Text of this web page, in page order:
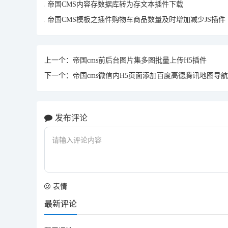
帝国CMS内容存数据库转为存文本插件下载
帝国CMS模板之插件购物车商品数量及时增加减少JS插件
上一个： 帝国cms前后台图片集多图批量上传H5插件
下一个： 帝国cms微信内H5页面添加百度高德腾讯地图导
发布评论
表情
最新评论